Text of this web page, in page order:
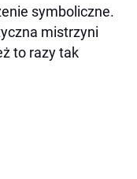
symboliczne.
mistrzyni
to razy tak